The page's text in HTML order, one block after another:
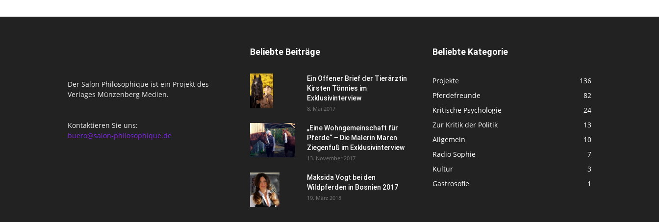
Der Salon Philosophique ist ein Projekt des
Verlages Münzenberg Medien.
Kontaktieren Sie uns:
buero@salon-philosophique.de
Beliebte Beiträge
Ein Offener Brief der Tierärztin
Kirsten Tönnies im
Exklusivinterview
8. Mai 2017
„Eine Wohngemeinschaft für
Pferde“ – Die Malerin Maren
Ziegenfuß im Exklusivinterview
13. November 2017
Maksida Vogt bei den
Wildpferden in Bosnien 2017
19. März 2018
Beliebte Kategorie
Projekte
136
Pferdefreunde
82
Kritische Psychologie
24
Zur Kritik der Politik
13
Allgemein
10
Radio Sophie
7
Kultur
3
Gastrosofie
1